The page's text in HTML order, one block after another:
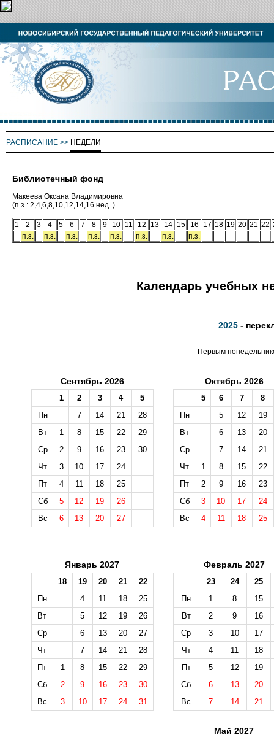
РАСПИСАНИЕ >> НЕДЕЛИ
Библиотечный фонд
Макеева Оксана Владимировна
(п.з.: 2,4,6,8,10,12,14,16 нед. )
1 2 3 4 5 6 7 8 9 10 11 12 13 14 15 16 17 18 19 20 21 22
п.з.
п.з. п.з. п.з. п.з. п.з. п.з. п.з.
Календарь учебных
2025 -
Первым
Сентябрь 2026
1 2 3 4
5
Пн
7 14 21
28
Вт
1 8 15 22
29
Ср
2 9 16 23
30
Чт
3 10 17
24
Пт
4 11 18
25
Сб
5 12 19
26
Вс
6 13 20 27
Октябрь 2026
5 6 7
8
Пн
5 12
19
Вт
6 13
20
Ср
7 14
21
Чт
1 8 15
22
Пт
2 9 16
23
Сб
3 10 17
24
Вс
4 11 18 25
Январь 2027
18 19 20 21
22
Пн
4 11 18
25
Вт
5 12 19
26
Ср
6 13 20
27
Чт
7 14 21
28
Пт
1 8 15 22
29
Сб
2 9 16 23
30
Вс
3 10 17 24 31
Февраль 2027
23 24
25
Пн
1 8
15
Вт
2 9
16
Ср
3 10
17
Чт
4 11
18
Пт
5 12
19
Сб
6 13
20
Вс
7 14 21
Май 2027